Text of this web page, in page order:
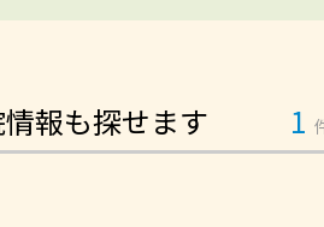
報も探せます 1